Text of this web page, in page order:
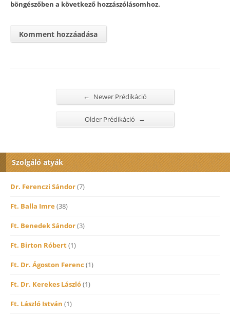
böngészőben a következő hozzászólásomhoz.
← Newer Prédikáció
Older Prédikáció →
Szolgáló atyák
Dr. Ferenczi Sándor(7)
Ft. Balla Imre(38)
Ft. Benedek Sándor(3)
Ft. Birton Róbert(1)
Ft. Dr. Ágoston Ferenc (1)
Ft. Dr. Kerekes László(1)
Ft. László István (1)